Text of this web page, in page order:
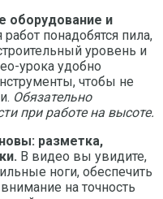
оборудование и
понадобятся пила,
уровень и
урока удобно
чтобы не
Обязательно
при работе на высоте.
разметка,
В видео вы увидите,
ноги, обеспечить
на точность